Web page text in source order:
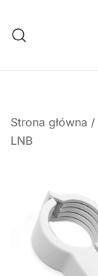
treści
Strona główna /
LNB